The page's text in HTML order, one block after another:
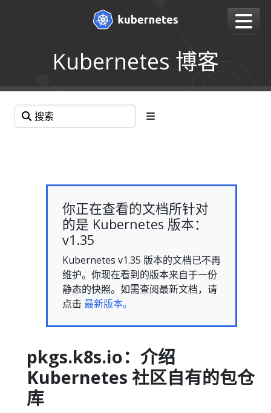
Kubernetes 博客
你正在查看的文档所针对
的是 Kubernetes 版本：
v1.35
Kubernetes v1.35 版本的文档已不再
维护。你现在看到的版本来自于一份
静态的快照。如需查阅最新文档，请
点击 最新版本。
pkgs.k8s.io：介绍
Kubernetes 社区自有的包仓
库